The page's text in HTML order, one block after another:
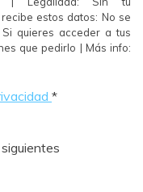
estos datos: No se
quieres acceder a tus
que pedirlo | Más info:
*